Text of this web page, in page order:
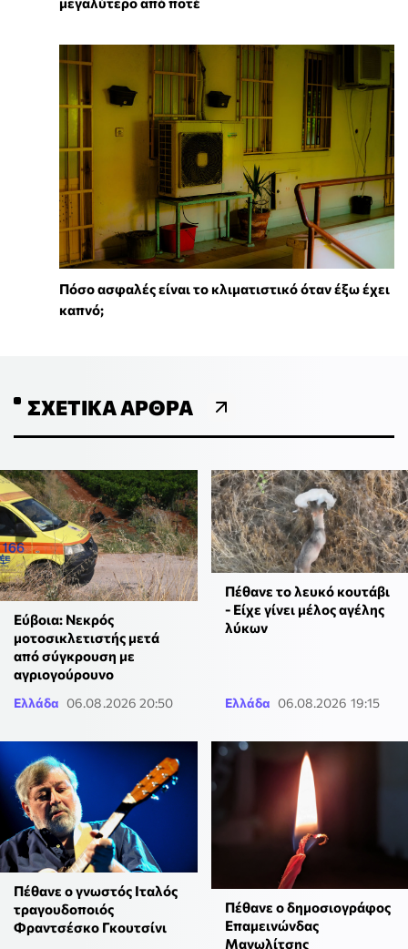
Πόσο ασφαλές είναι το κλιματιστικό όταν έξω έχει
καπνό;
ΣΧΕΤΙΚΆ ΆΡΘΡΑ
Εύβοια: Νεκρός
μοτοσικλετιστής μετά
από σύγκρουση με
αγριογούρουνο
Ελλάδα 06.08.2026 20:50
Πέθανε το λευκό κουτάβι
- Είχε γίνει μέλος αγέλης
λύκων
Ελλάδα 06.08.2026 19:15
Πέθανε ο γνωστός Ιταλός
τραγουδοποιός
Φραντσέσκο Γκουτσίνι
Πέθανε ο δημοσιογράφος
Επαμεινώνδας
Μανωλίτσης